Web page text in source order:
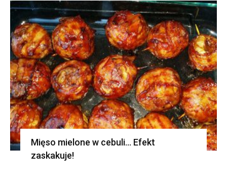
Mięso mielone w cebuli… Efekt
zaskakuje!